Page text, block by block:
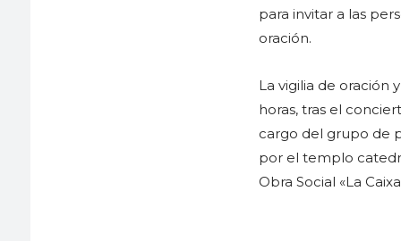
para invitar a las
oración.
La vigilia de oración
horas, tras el
cargo del grupo de
por el templo
Obra Social «La